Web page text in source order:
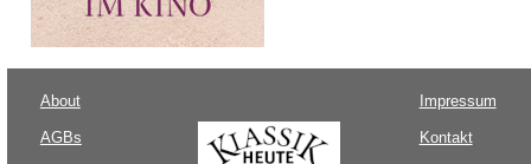
About
AGBs
Impressum
Kontakt